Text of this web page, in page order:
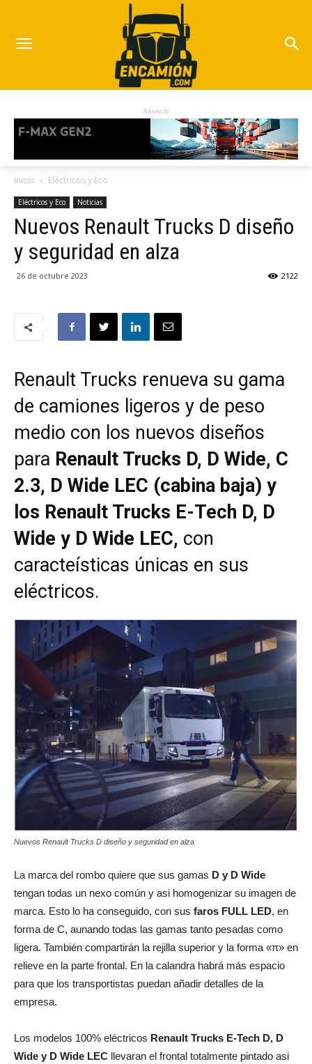
Anuncio
Inicio Eléctricos y Eco
Eléctricos y Eco Noticias
Nuevos Renault Trucks D diseño
y seguridad en alza
26 de octubre 2023 2122
Renault Trucks renueva su gama
de camiones ligeros y de peso
medio con los nuevos diseños
para Renault Trucks D, D Wide, C
2.3, D Wide LEC (cabina baja) y
los Renault Trucks E-Tech D, D
Wide y D Wide LEC, con
caracteísticas únicas en sus
eléctricos.
Nuevos Renault Trucks D diseño y seguridad en alza
La marca del rombo quiere que sus gamas D y D Wide
tengan todas un nexo común y asi homogenizar su imagen de
marca. Esto lo ha conseguido, con sus faros FULL LED, en
forma de C, aunando todas las gamas tanto pesadas como
ligera. También compartirán la rejilla superior y la forma «π» en
relieve en la parte frontal. En la calandra habrá más espacio
para que los transportistas puedan añadir detalles de la
empresa.
Los modelos 100% eléctricos Renault Trucks E-Tech D, D
Wide y D Wide LEC llevaran el frontal totalmente pintado asi